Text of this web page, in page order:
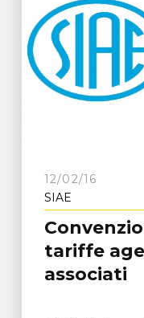
12/02/16
SIAE
tariffe
associati